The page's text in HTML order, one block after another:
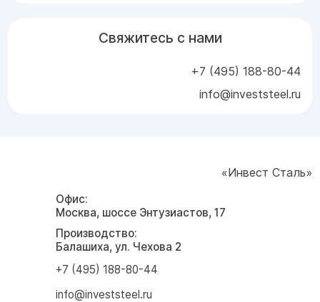
Свяжитесь с нами
+7 (495) 188-80-44
info@investsteel.ru
«Инвест Сталь»
Офис:
Москва, шоссе Энтузиастов, 17
Производство:
Балашиха, ул. Чехова 2
+7 (495) 188-80-44
info@investsteel.ru